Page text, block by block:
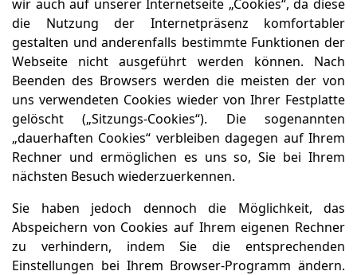
wir auch auf unserer Internetseite „Cookies“, da diese
die Nutzung der Internetpräsenz komfortabler
gestalten und anderenfalls bestimmte Funktionen der
Webseite nicht ausgeführt werden können. Nach
Beenden des Browsers werden die meisten der von
uns verwendeten Cookies wieder von Ihrer Festplatte
gelöscht („Sitzungs-Cookies“). Die sogenannten
„dauerhaften Cookies“ verbleiben dagegen auf Ihrem
Rechner und ermöglichen es uns so, Sie bei Ihrem
nächsten Besuch wiederzuerkennen.
Sie haben jedoch dennoch die Möglichkeit, das
Abspeichern von Cookies auf Ihrem eigenen Rechner
zu verhindern, indem Sie die entsprechenden
Einstellungen bei Ihrem Browser-Programm ändern.